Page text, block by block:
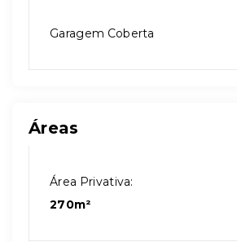
Garagem Coberta
Áreas
Área Privativa:
270m²